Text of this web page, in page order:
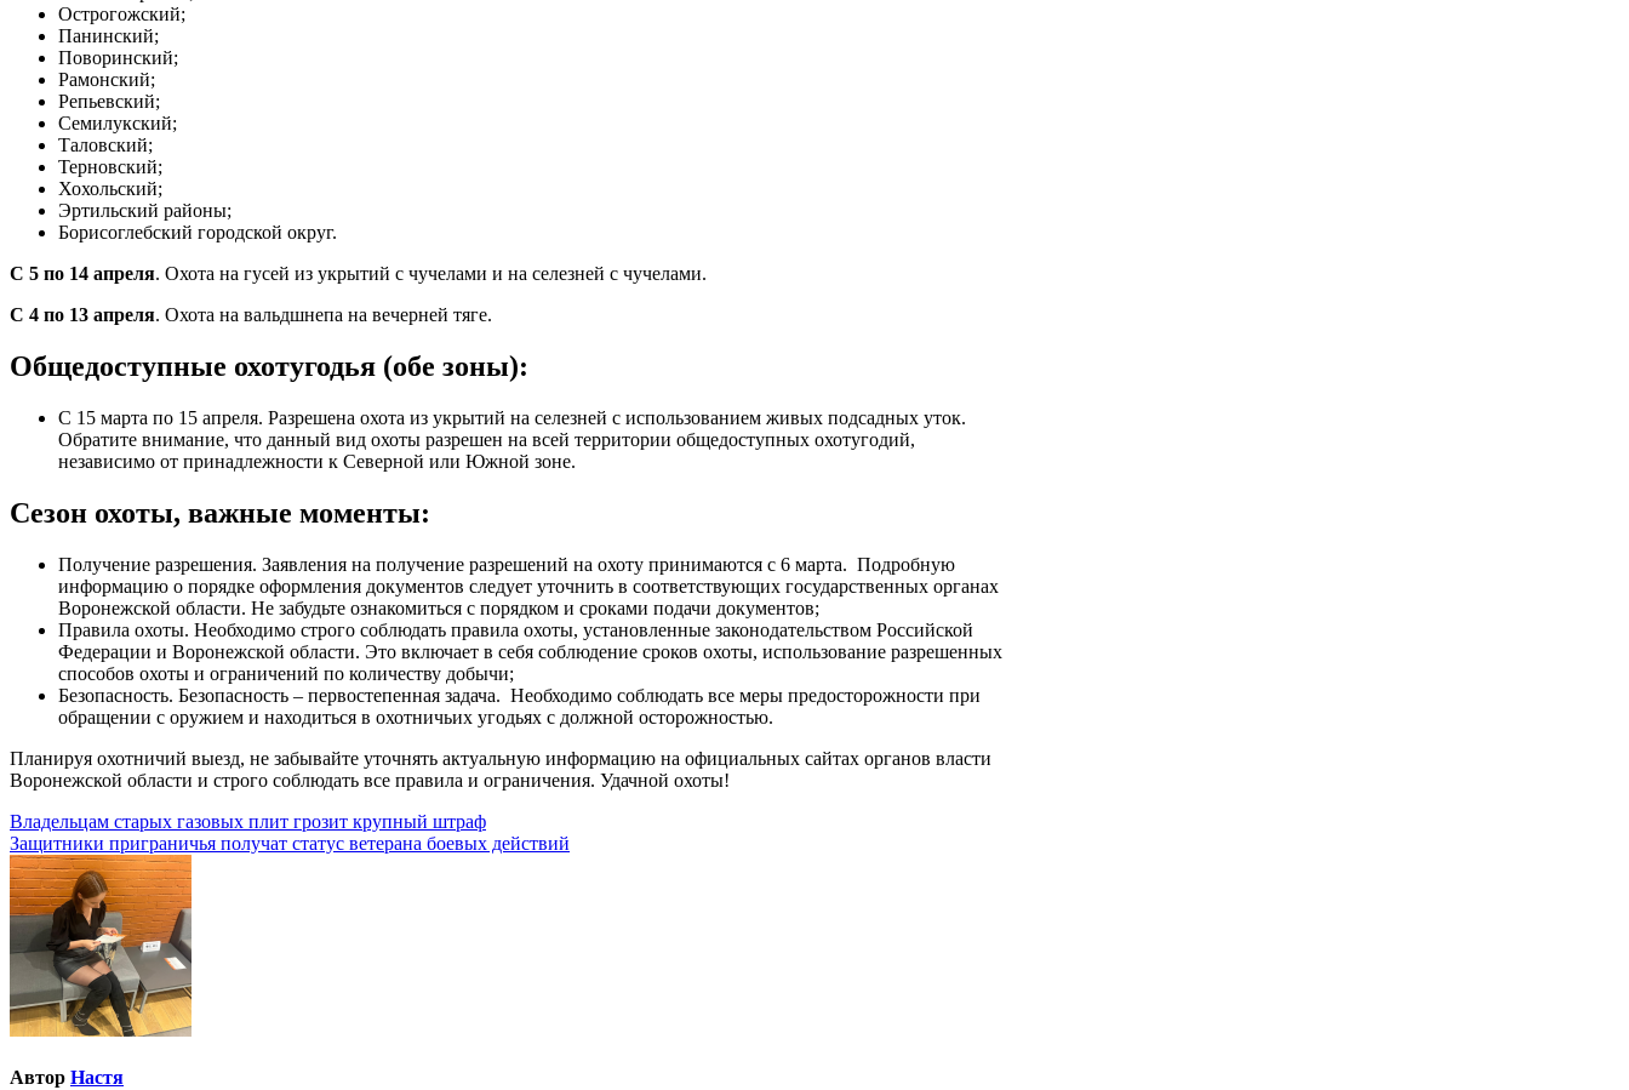
Острогожский;
Панинский;
Поворинский;
Рамонский;
Репьевский;
Семилукский;
Таловский;
Терновский;
Хохольский;
Эртильский районы;
Борисоглебский городской округ.
С 5 по 14 апреля. Охота на гусей из укрытий с чучелами и на селезней с чучелами.
С 4 по 13 апреля. Охота на вальдшнепа на вечерней тяге.
Общедоступные охотугодья (обе зоны):
С 15 марта по 15 апреля. Разрешена охота из укрытий на селезней с использованием живых подсадных уток.
Обратите внимание, что данный вид охоты разрешен на всей территории общедоступных охотугодий,
независимо от принадлежности к Северной или Южной зоне.
Сезон охоты, важные моменты:
Получение разрешения. Заявления на получение разрешений на охоту принимаются с 6 марта. Подробную
информацию о порядке оформления документов следует уточнить в соответствующих государственных органах
Воронежской области. Не забудьте ознакомиться с порядком и сроками подачи документов;
Правила охоты. Необходимо строго соблюдать правила охоты, установленные законодательством Российской
Федерации и Воронежской области. Это включает в себя соблюдение сроков охоты, использование разрешенных
способов охоты и ограничений по количеству добычи;
Безопасность. Безопасность – первостепенная задача. Необходимо соблюдать все меры предосторожности при
обращении с оружием и находиться в охотничьих угодьях с должной осторожностью.
Планируя охотничий выезд, не забывайте уточнять актуальную информацию на официальных сайтах органов власти
Воронежской области и строго соблюдать все правила и ограничения. Удачной охоты!
Навигация
по
записям
Владельцам старых газовых плит грозит крупный штраф
Защитники приграничья получат статус ветерана боевых действий
Автор Настя